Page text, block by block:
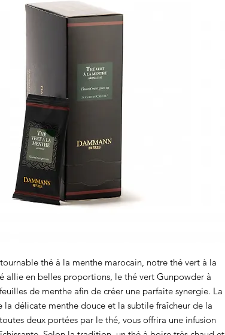
thé à la menthe marocain, notre thé vert à la
allie en belles proportions, le thé vert Gunpowder à
de menthe afin de créer une parfaite synergie. La
la délicate menthe douce et la subtile fraîcheur de la
deux portées par le thé, vous offrira une infusion